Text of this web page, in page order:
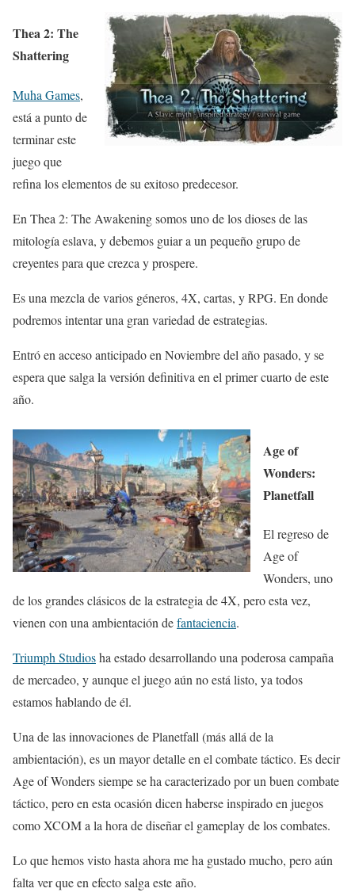
Thea 2: The
Shattering
Muha Games,
está a punto de
terminar este
juego que
refina los elementos de su exitoso predecesor.
En Thea 2: The Awakening somos uno de los dioses de las
mitología eslava, y debemos guiar a un pequeño grupo de
creyentes para que crezca y prospere.
Es una mezcla de varios géneros, 4X, cartas, y RPG. En donde
podremos intentar una gran variedad de estrategias.
Entró en acceso anticipado en Noviembre del año pasado, y se
espera que salga la versión definitiva en el primer cuarto de este
año.
Age of
Wonders:
Planetfall
El regreso de
Age of
Wonders, uno
de los grandes clásicos de la estrategia de 4X, pero esta vez,
vienen con una ambientación defantaciencia.
Triumph Studiosha estado desarrollando una poderosa campaña
de mercadeo, y aunque el juego aún no está listo, ya todos
estamos hablando de él.
Una de las innovaciones de Planetfall (más allá de la
ambientación), es un mayor detalle en el combate táctico. Es decir
Age of Wonders siempe se ha caracterizado por un buen combate
táctico, pero en esta ocasión dicen haberse inspirado en juegos
como XCOM a la hora de diseñar el gameplay de los combates.
Lo que hemos visto hasta ahora me ha gustado mucho, pero aún
falta ver que en efecto salga este año.